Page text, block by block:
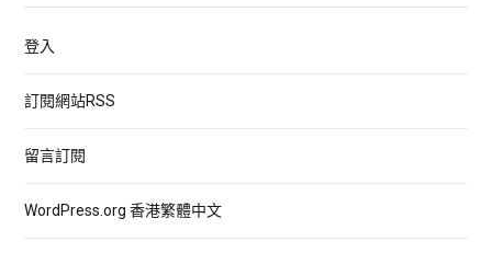
登入
訂閱網站RSS
留言訂閱
WordPress.org 香港繁體中文